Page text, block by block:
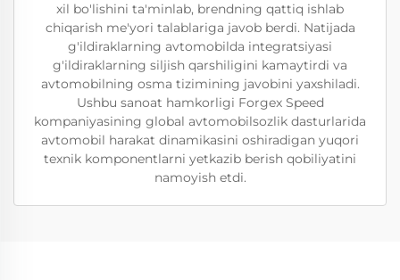
xil bo'lishini ta'minlab, brendning qattiq ishlab
chiqarish me'yori talablariga javob berdi. Natijada
g'ildiraklarning avtomobilda integratsiyasi
g'ildiraklarning siljish qarshiligini kamaytirdi va
avtomobilning osma tizimining javobini yaxshiladi.
Ushbu sanoat hamkorligi Forgex Speed
kompaniyasining global avtomobilsozlik dasturlarida
avtomobil harakat dinamikasini oshiradigan yuqori
texnik komponentlarni yetkazib berish qobiliyatini
namoyish etdi.